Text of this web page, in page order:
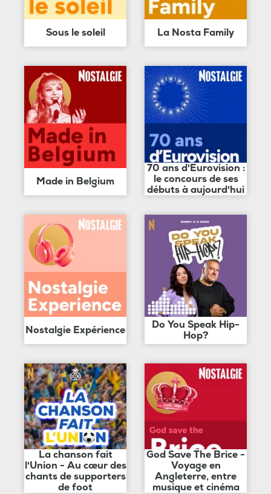
Sous le soleil La Nosta Family
Made in Belgium
70 ans d'Eurovision :
le concours de ses
débuts à aujourd'hui
Nostalgie Expérience
Do You Speak Hip-
Hop?
La chanson fait
l'Union - Au cœur des
chants de supporters
de foot
God Save The Brice -
Voyage en
Angleterre, entre
musique et cinéma